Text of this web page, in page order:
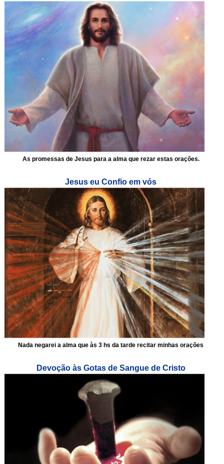
As promessas de Jesus para a alma que rezar estas orações.
Jesus eu Confio em vós
Nada negarei a alma que às 3 hs da tarde recitar minhas orações
Devoção às Gotas de Sangue de Cristo